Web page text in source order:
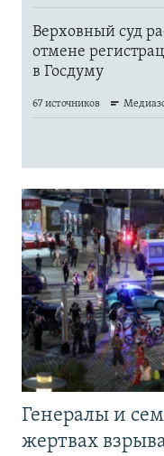
Генералы и
жертвах